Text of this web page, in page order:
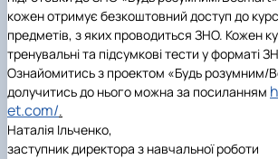
Порядок планування та
проведення НТЗ
Результати науково-
Монографії
Програма розвитку
ініціатива – 2025»
Національні
Нормативно-правові
Інформаційні ресурси
Методичні
Антикорупційні заходи
кожен отримує безкоштовний доступ до
предметів, з яких проводиться ЗНО. Кожен
тренувальні та підсумкові тести у форматі
Ознайомитись з проектом «Будь розумним/
долучитись до нього можна за посиланням
et.com/.
Наталія Ільченко,
заступник директора з навчальної роботи